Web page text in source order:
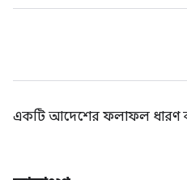
একটি আদেশের ফলাফল ধারণ